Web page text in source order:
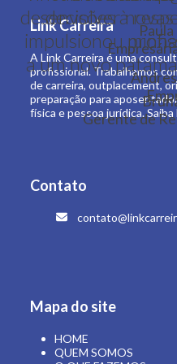
decisões à
desenvolver
impulsionou
a um novo
Gerente de
Link Carreira
A Link Carreira é uma
profissional. Trabalhamos
de carreira, outplacement,
preparação para
física e pessoa jurídica.Saiba
Contato
Mapa do site
HOME
QUEM SOMOS